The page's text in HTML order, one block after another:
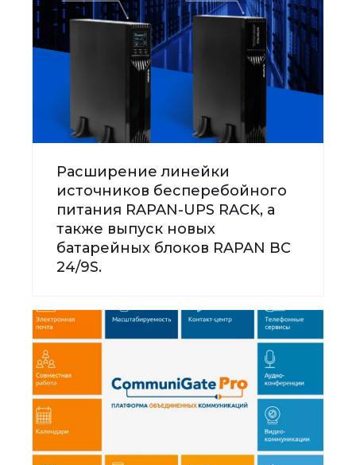
Расширение линейки
источников бесперебойного
питания RAPAN-UPS RACK, а
также выпуск новых
батарейных блоков RAPAN BC
24/9S.